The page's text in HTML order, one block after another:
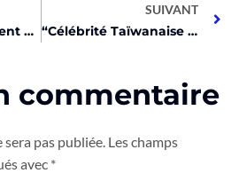
Découvrez comment dWallet et Avail révolutionnent le Bitcoin!
SUIVANT
“Célébrité Taïwanaise fait exploser le prix d’un memecoin Solana!”
commentaire
pas publiée. Les champs
avec *